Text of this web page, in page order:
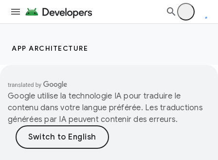
APP ARCHITECTURE
Google utilise la technologie IA pour traduire le
contenu dans votre langue préférée. Les traductions
générées par IA peuvent contenir des erreurs.